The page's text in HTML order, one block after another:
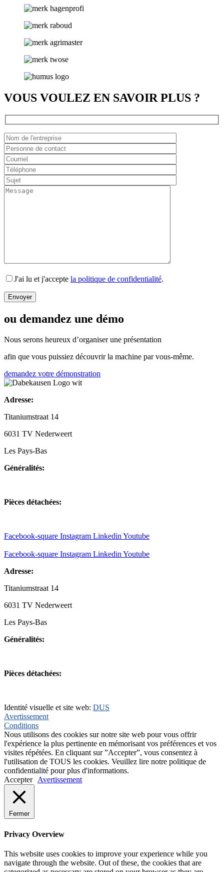
VOUS VOULEZ EN SAVOIR PLUS ?
J'ai lu et j'accepte la politique de confidentialité.
ou demandez une démo
Nous serons heureux d’organiser une présentation
afin que vous puissiez découvrir la machine par vous-même.
demandez votre démonstration
Adresse:
Titaniumstraat 14
6031 TV Nederweert
Les Pays-Bas
Généralités:
Pièces détachées:
Facebook-square Instagram LinkedinYoutube
Facebook-square Instagram LinkedinYoutube
Adresse:
Titaniumstraat 14
6031 TV Nederweert
Les Pays-Bas
Généralités:
Pièces détachées:
Identité visuelle et site web: DUS
Avertissement
Conditions
Nous utilisons des cookies sur notre site web pour vous offrir
l'expérience la plus pertinente en mémorisant vos préférences et vos
visites répétées. En cliquant sur ”Accepter”, vous consentez à
l'utilisation de TOUS les cookies. Veuillez lire notre politique de
confidentialité pour plus d'informations.
Accepter Avertissement
Fermer
Privacy Overview
This website uses cookies to improve your experience while you
navigate through the website. Out of these, the cookies that are